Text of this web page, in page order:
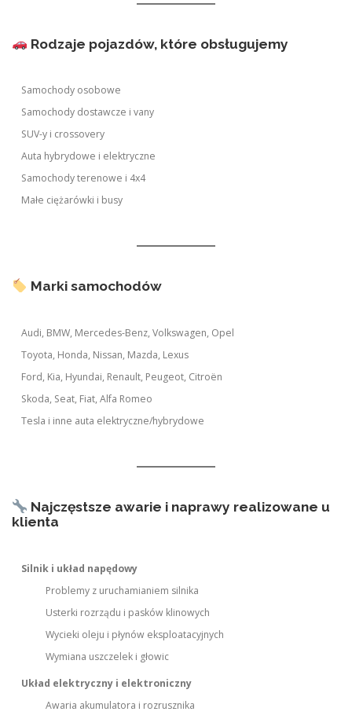
Rodzaje pojazdów, które obsługujemy
Samochody osobowe
Samochody dostawcze i vany
SUV-y i crossovery
Auta hybrydowe i elektryczne
Samochody terenowe i 4x4
Małe ciężarówki i busy
Marki samochodów
Audi, BMW, Mercedes-Benz, Volkswagen, Opel
Toyota, Honda, Nissan, Mazda, Lexus
Ford, Kia, Hyundai, Renault, Peugeot, Citroën
Skoda, Seat, Fiat, Alfa Romeo
Tesla i inne auta elektryczne/hybrydowe
Najczęstsze awarie i naprawy realizowane u
klienta
Silnik i układ napędowy
Problemy z uruchamianiem silnika
Usterki rozrządu i pasków klinowych
Wycieki oleju i płynów eksploatacyjnych
Wymiana uszczelek i głowic
Układ elektryczny i elektroniczny
Awaria akumulatora i rozrusznika